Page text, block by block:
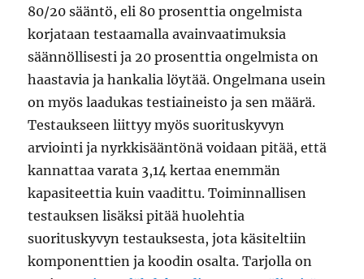
80/20 sääntö, eli 80 prosenttia ongelmista
korjataan testaamalla avainvaatimuksia
säännöllisesti ja 20 prosenttia ongelmista on
haastavia ja hankalia löytää. Ongelmana usein
on myös laadukas testiaineisto ja sen määrä.
Testaukseen liittyy myös suorituskyvyn
arviointi ja nyrkkisääntönä voidaan pitää, että
kannattaa varata 3,14 kertaa enemmän
kapasiteettia kuin vaadittu. Toiminnallisen
testauksen lisäksi pitää huolehtia
suorituskyvyn testauksesta, jota käsiteltiin
komponenttien ja koodin osalta. Tarjolla on